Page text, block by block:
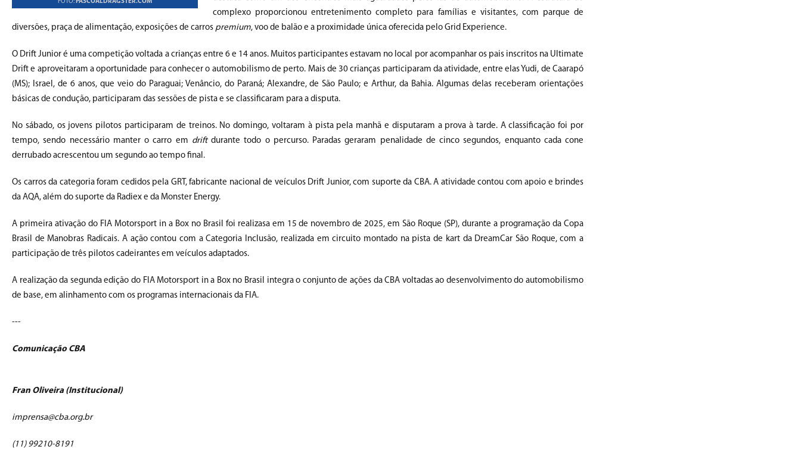
FOTO: PASCOALDRAGSTER.COM
complexo proporcionou entretenimento completo para famílias e visitantes, com parque de
diversões, praça de alimentação, exposições de carros premium, voo de balão e a proximidade única oferecida pelo Grid Experience.
O Drift Junior é uma competição voltada a crianças entre 6 e 14 anos. Muitos participantes estavam no local por acompanhar os pais inscritos na Ultimate
Drift e aproveitaram a oportunidade para conhecer o automobilismo de perto. Mais de 30 crianças participaram da atividade, entre elas Yudi, de Caarapó
(MS); Israel, de 6 anos, que veio do Paraguai; Venâncio, do Paraná; Alexandre, de São Paulo; e Arthur, da Bahia. Algumas delas receberam orientações
básicas de condução, participaram das sessões de pista e se classificaram para a disputa.
No sábado, os jovens pilotos participaram de treinos. No domingo, voltaram à pista pela manhã e disputaram a prova à tarde. A classificação foi por
tempo, sendo necessário manter o carro em driftdurante todo o percurso. Paradas geraram penalidade de cinco segundos, enquanto cada cone
derrubado acrescentou um segundo ao tempo final.
Os carros da categoria foram cedidos pela GRT, fabricante nacional de veículos Drift Junior, com suporte da CBA. A atividade contou com apoio e brindes
da AQA, além do suporte da Radiex e da Monster Energy.
A primeira ativação do FIA Motorsport in a Box no Brasil foi realizasa em 15 de novembro de 2025, em São Roque (SP), durante a programação da Copa
Brasil de Manobras Radicais. A ação contou com a Categoria Inclusão, realizada em circuito montado na pista de kart da DreamCar São Roque, com a
participação de três pilotos cadeirantes em veículos adaptados.
A realização da segunda edição do FIA Motorsport in a Box no Brasil integra o conjunto de ações da CBA voltadas ao desenvolvimento do automobilismo
de base, em alinhamento com os programas internacionais da FIA.
---
Comunicação CBA
Fran Oliveira (Institucional)
imprensa@cba.org.br
(11) 99210-8191